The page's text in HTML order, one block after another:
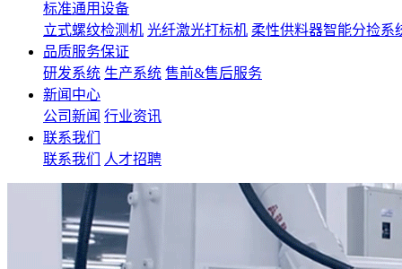
标准通用设备
立式螺纹检测机 光纤激光打标机 柔性供料器智能分捡系
品质服务保证
研发系统 生产系统 售前&售后服务
新闻中心
公司新闻 行业资讯
联系我们
联系我们
人才招聘